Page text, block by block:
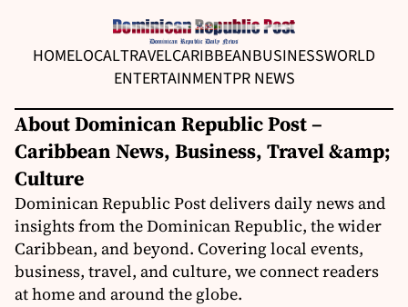
HOMELOCALTRAVELCARIBBEANBUSINESSWORLD
ENTERTAINMENTPR NEWS
About Dominican Republic Post –
Caribbean News, Business, Travel &amp;
Culture
Dominican Republic Post delivers daily news and
insights from the Dominican Republic, the wider
Caribbean, and beyond. Covering local events,
business, travel, and culture, we connect readers
at home and around the globe.